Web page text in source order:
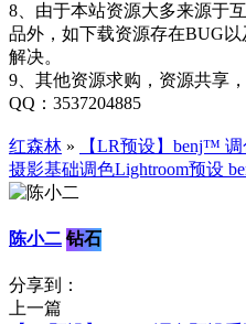
8、由于本站资源大多来源于
品外，如下载资源存在BUG
解决。
9、其他资源求购，资源共享
QQ：3537204885
红森林 »
【LR预设】benj™
摄影基础调色Lightroom预设
陈小二 钻石
分享到：
上一篇